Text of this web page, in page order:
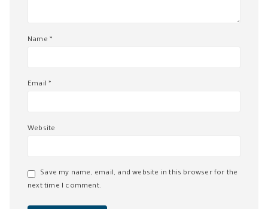
Name *
Email*
Website
Save my name, email, and website in this browser for the
next time I comment.